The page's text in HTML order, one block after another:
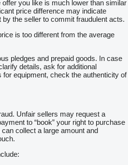
you like is much lower than similar
price difference may indicate
the seller to commit fraudulent acts.
is too different from the average
pledges and prepaid goods. In case
details, ask for additional
for equipment, check the authenticity of
Unfair sellers may request a
to “book” your right to purchase
collect a large amount and